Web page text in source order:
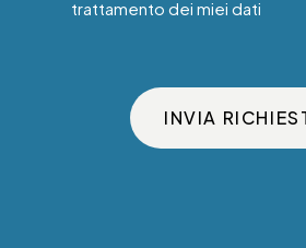
trattamento dei miei dati
INVIA